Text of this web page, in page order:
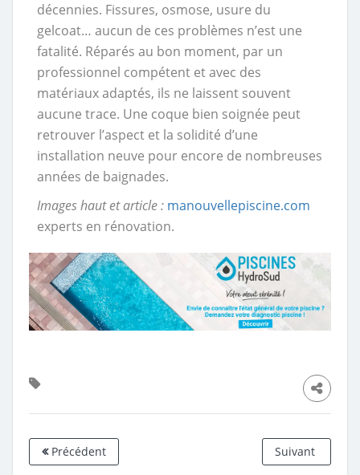
décennies. Fissures, osmose, usure du
gelcoat… aucun de ces problèmes n’est une
fatalité. Réparés au bon moment, par un
professionnel compétent et avec des
matériaux adaptés, ils ne laissent souvent
aucune trace. Une coque bien soignée peut
retrouver l’aspect et la solidité d’une
installation neuve pour encore de nombreuses
années de baignades.
Images haut et article : manouvellepiscine.com
experts en rénovation.
Précédent Suivant